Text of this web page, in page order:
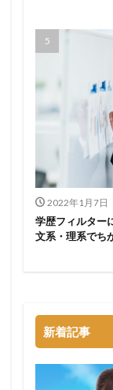
2022年1月7日
学歴フィルター
文系・理系でち
新着記事
CAMPUS
dodaキャンパス
2024
pacebox
Meets Company
JOBRASS新卒
やめても生きて
みなし手当